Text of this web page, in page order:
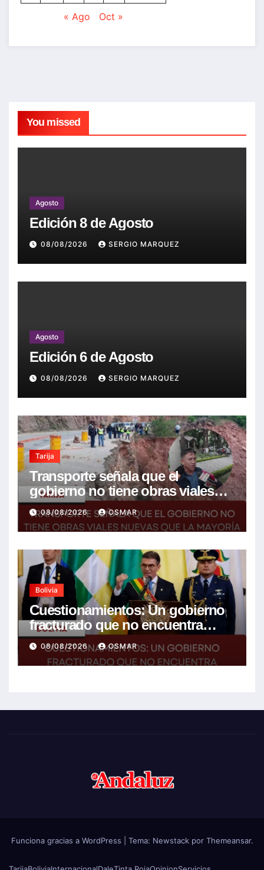
« Ago Oct »
You missed
Agosto
Edición 8 de Agosto
08/08/2026 SERGIO MARQUEZ
Agosto
Edición 6 de Agosto
08/08/2026 SERGIO MARQUEZ
Tarija
Transporte señala que el
gobierno no tiene obras viales
nuevas que la mayoría son de la
anterior gestión
08/08/2026 OSMAR
Bolivia
Cuestionamientos: Un gobierno
fracturado que no encuentra
soluciones a la crisis
08/08/2026 OSMAR
Funciona gracias a WordPress Tema: Newstackpor Themeansar.